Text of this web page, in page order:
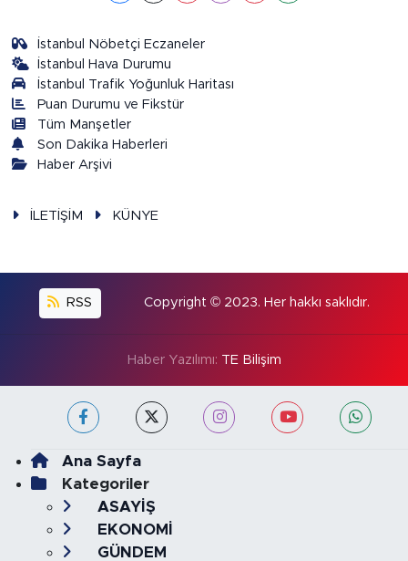
İstanbul Nöbetçi Eczaneler
İstanbul Hava Durumu
İstanbul Trafik Yoğunluk Haritası
Puan Durumu ve Fikstür
Tüm Manşetler
Son Dakika Haberleri
Haber Arşivi
İLETİŞİM KÜNYE
RSS Copyright © 2023. Her hakkı saklıdır.
Haber Yazılımı: TE Bilişim
Ana Sayfa
Kategoriler
ASAYİŞ
EKONOMİ
GÜNDEM